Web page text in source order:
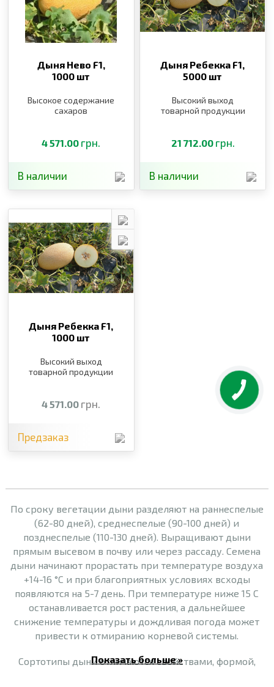
Дыня Нево F1,
1000 шт
Высокое содержание
сахаров
4 571.00 грн.
В наличии
Дыня Ребекка F1,
5000 шт
Высокий выход
товарной продукции
21 712.00 грн.
В наличии
Дыня Ребекка F1,
1000 шт
Высокий выход
товарной продукции
4 571.00 грн.
Предзаказ
По сроку вегетации дыни разделяют на раннеспелые
(62-80 дней), среднеспелые (90-100 дней) и
позднеспелые (110-130 дней). Выращивают дыни
прямым высевом в почву или через рассаду. Семена
дыни начинают прорастать при температуре воздуха
+14-16 °C и при благоприятных условиях всходы
появляются на 5-7 день. При температуре ниже 15 С
останавливается рост растения, а дальнейшее
снижение температуры и дождливая погода может
привести к отмиранию корневой системы.
Сортотипы дыни отличаются свойствами, формой,
Показать больше »